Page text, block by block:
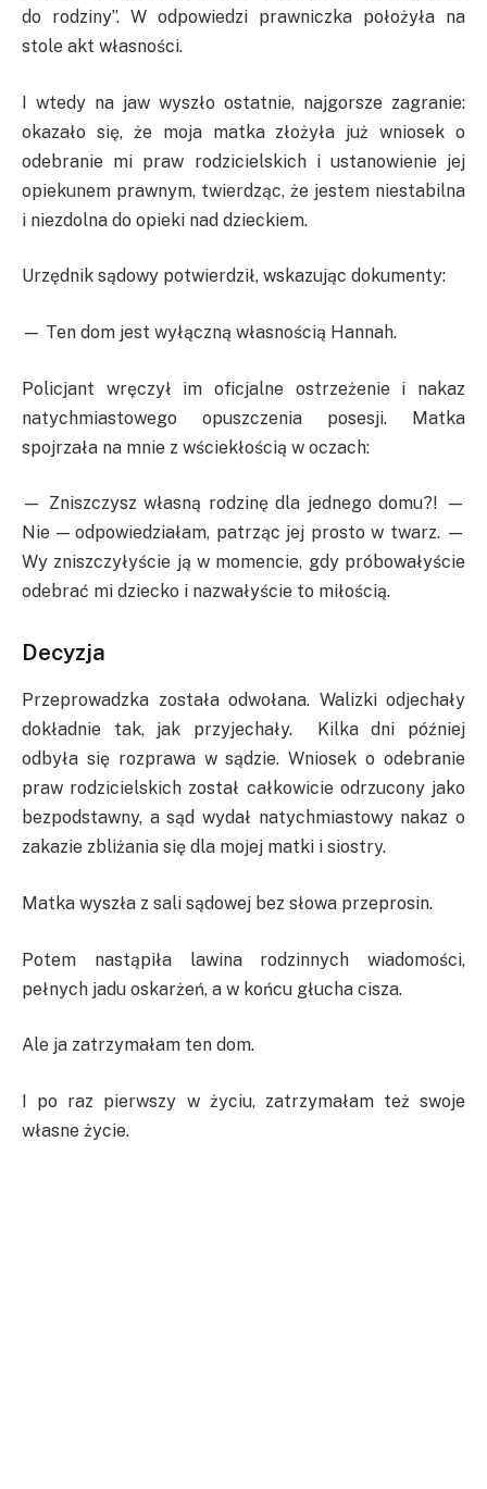
do rodziny”. W odpowiedzi prawniczka położyła na
stole akt własności.
I wtedy na jaw wyszło ostatnie, najgorsze zagranie:
okazało się, że moja matka złożyła już wniosek o
odebranie mi praw rodzicielskich i ustanowienie jej
opiekunem prawnym, twierdząc, że jestem niestabilna
i niezdolna do opieki nad dzieckiem.
Urzędnik sądowy potwierdził, wskazując dokumenty:
— Ten dom jest wyłączną własnością Hannah.
Policjant wręczył im oficjalne ostrzeżenie i nakaz
natychmiastowego opuszczenia posesji. Matka
spojrzała na mnie z wściekłością w oczach:
— Zniszczysz własną rodzinę dla jednego domu?! —
Nie — odpowiedziałam, patrząc jej prosto w twarz. —
Wy zniszczyłyście ją w momencie, gdy próbowałyście
odebrać mi dziecko i nazwałyście to miłością.
Decyzja
Przeprowadzka została odwołana. Walizki odjechały
dokładnie tak, jak przyjechały. Kilka dni później
odbyła się rozprawa w sądzie. Wniosek o odebranie
praw rodzicielskich został całkowicie odrzucony jako
bezpodstawny, a sąd wydał natychmiastowy nakaz o
zakazie zbliżania się dla mojej matki i siostry.
Matka wyszła z sali sądowej bez słowa przeprosin.
Potem nastąpiła lawina rodzinnych wiadomości,
pełnych jadu oskarżeń, a w końcu głucha cisza.
Ale ja zatrzymałam ten dom.
I po raz pierwszy w życiu, zatrzymałam też swoje
własne życie.